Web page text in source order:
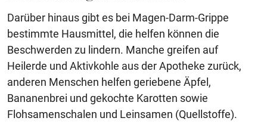
Darüber hinaus gibt es bei Magen-Darm-Grippe
bestimmte Hausmittel, die helfen können die
Beschwerden zu lindern. Manche greifen auf
Heilerde und Aktivkohle aus der Apotheke zurück,
anderen Menschen helfen geriebene Äpfel,
Bananenbrei und gekochte Karotten sowie
Flohsamenschalen und Leinsamen (Quellstoffe).